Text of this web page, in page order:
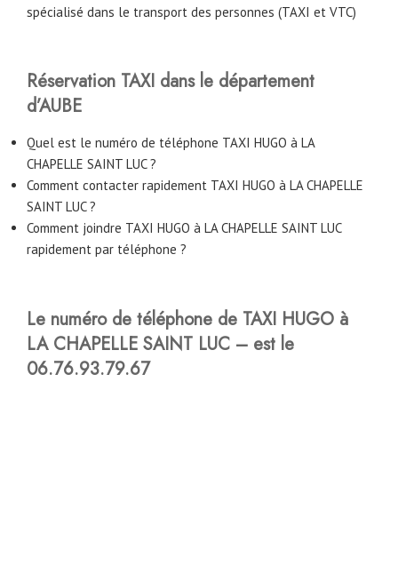
spécialisé dans le transport des personnes (TAXI et VTC)
Réservation TAXI dans le département
d’AUBE
Quel est le numéro de téléphone TAXI HUGO à LA
CHAPELLE SAINT LUC ?
Comment contacter rapidement TAXI HUGO à LA CHAPELLE
SAINT LUC ?
Comment joindre TAXI HUGO à LA CHAPELLE SAINT LUC
rapidement par téléphone ?
Le numéro de téléphone de TAXI HUGO à
LA CHAPELLE SAINT LUC – est le
06.76.93.79.67